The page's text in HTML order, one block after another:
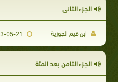
الجزء الثاني
ابن قيم الجوزية
الجزء الثامن بعد المئة